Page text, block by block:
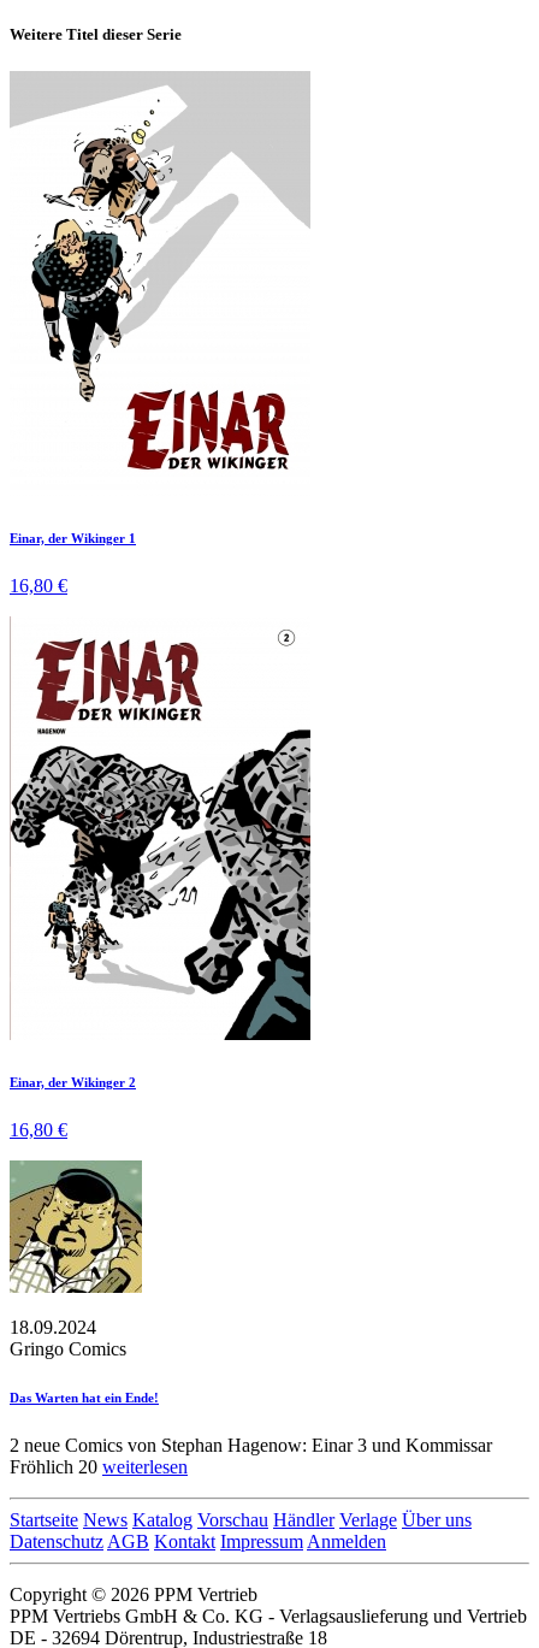
Weitere Titel dieser Serie
Einar, der Wikinger 1
16,80 €
Einar, der Wikinger 2
16,80 €
18.09.2024
Gringo Comics
Das Warten hat ein Ende!
2 neue Comics von Stephan Hagenow: Einar 3 und Kommissar
Fröhlich 20 weiterlesen
Startseite News Katalog Vorschau Händler Verlage Über uns
Datenschutz AGB Kontakt Impressum Anmelden
Copyright © 2026 PPM Vertrieb
PPM Vertriebs GmbH & Co. KG - Verlagsauslieferung und Vertrieb
DE - 32694 Dörentrup, Industriestraße 18